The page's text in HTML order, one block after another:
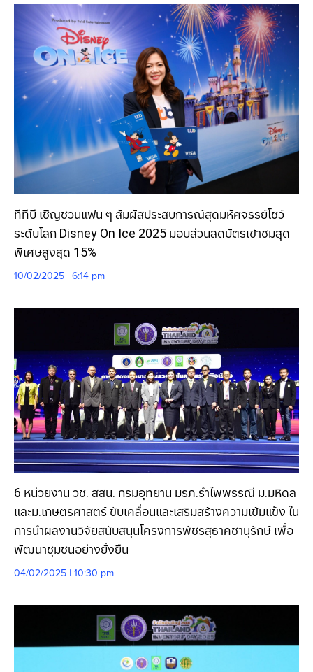
ทีทีบี เชิญชวนแฟน ๆ สัมผัสประสบการณ์สุดมหัศจรรย์โชว์
ระดับโลก Disney On Ice 2025 มอบส่วนลดบัตรเข้าชมสุด
พิเศษสูงสุด 15%
10/02/2025 | 6:14 pm
6 หน่วยงาน วช. สสน. กรมอุทยาน มรภ.รำไพพรรณี ม.มหิดล
และม.เกษตรศาสตร์ ขับเคลื่อนและเสริมสร้างความเข้มแข็ง ใน
การนำผลงานวิจัยสนับสนุนโครงการพัชรสุธาคชานุรักษ์ เพื่อ
พัฒนาชุมชนอย่างยั่งยืน
04/02/2025 | 10:30 pm